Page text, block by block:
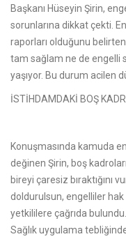
Başkanı Hüseyin Şirin,
sorunlarına dikkat çekti.
raporları olduğunu
tam sağlam ne de engelli
yaşıyor. Bu durum acilen
İSTİHDAMDAKİ BOŞ
Konuşmasında kamuda
değinen Şirin, boş
bireyi çaresiz bıraktığını
doldurulsun, engelliler
yetkililere çağrıda bulundu.
Sağlık uygulama